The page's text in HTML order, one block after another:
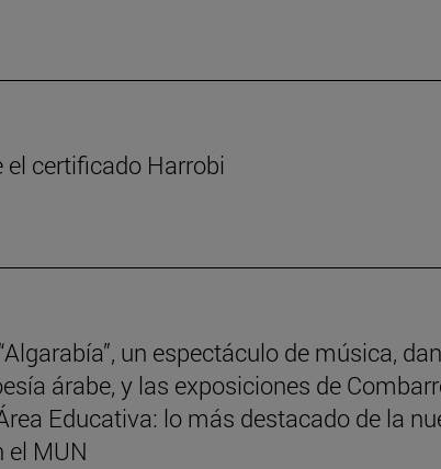
el certificado Harrobi
un espectáculo de música,
árabe, y las exposiciones de
Educativa: lo más destacado de la
el MUN